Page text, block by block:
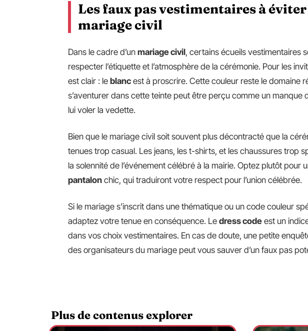
Les faux pas vestimentaires à
mariage civil
Dans le cadre d’un mariage civil, certains écueils vestimentaires
respecter l’étiquette et l’atmosphère de la cérémonie. Pour les
est clair : le blanc est à proscrire. Cette couleur reste le domaine
s’aventurer dans cette teinte peut être perçu comme un manque
lui voler la vedette.
Bien que le mariage civil soit souvent plus décontracté que la
tenues trop casual. Les jeans, les t-shirts, et les chaussures trop
la solennité de l’événement célébré à la mairie. Optez plutôt pour
pantalon chic, qui traduiront votre respect pour l’union célébrée.
Si le mariage s’inscrit dans une thématique ou un code couleur
adaptez votre tenue en conséquence. Le dress code est un
dans vos choix vestimentaires. En cas de doute, une petite
des organisateurs du mariage peut vous sauver d’un faux pas
Plus de contenus explorer